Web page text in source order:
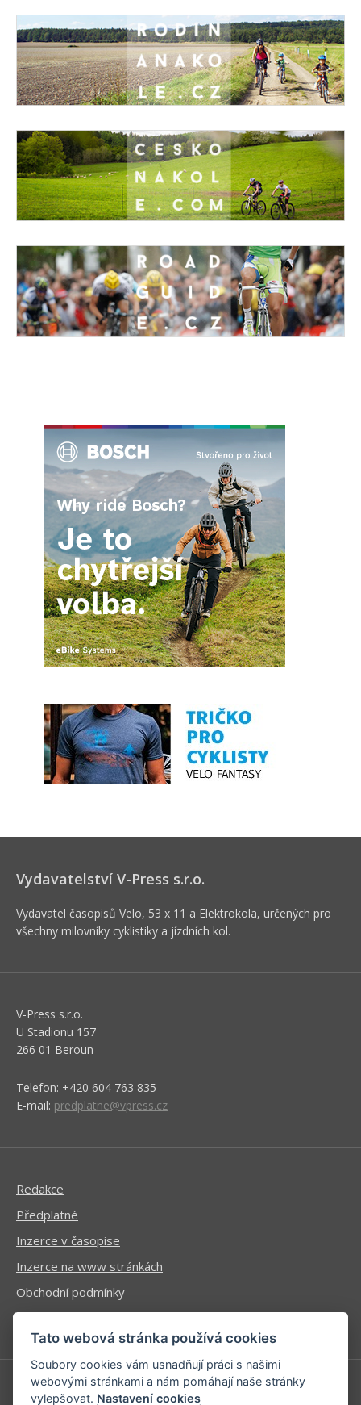
Vydavatelství V-Press s.r.o.
Vydavatel časopisů Velo, 53 x 11 a Elektrokola, určených pro
všechny milovníky cyklistiky a jízdních kol.
V-Press s.r.o.
U Stadionu 157
266 01 Beroun
Telefon: +420 604 763 835
E-mail: predplatne@vpress.cz
Redakce
Předplatné
Inzerce v časopise
Inzerce na www stránkách
Obchodní podmínky
Ochrana osobních údajů
Příhlášení | Registrace
Tato webová stránka používá cookies
Soubory cookies vám usnadňují práci s našimi
webovými stránkami a nám pomáhají naše stránky
vylepšovat. Nastavení cookies